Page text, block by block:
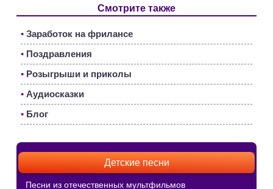
Смотрите также
• Заработок на фрилансе
• Поздравления
• Розыгрыши и приколы
• Аудиосказки
• Блог
Детские песни
Песни из отечественных мультфильмов